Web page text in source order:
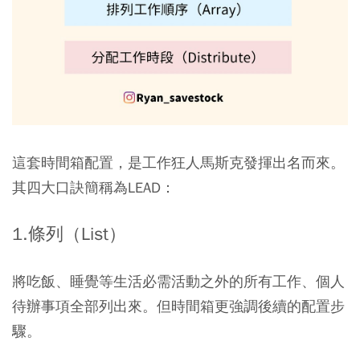
這套時間箱配置，是工作狂人馬斯克發揮出名而來。
其四大口訣簡稱為LEAD：
1.條列（List）
將吃飯、睡覺等生活必需活動之外的所有工作、個人
待辦事項全部列出來。但時間箱更強調後續的配置步
驟。